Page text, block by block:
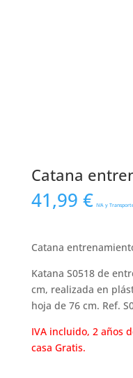
Catana
41,99 € IVA y
Catana
Katana S0518 de
cm, realizada en
hoja de 76 cm. Ref.
IVA incluido, 2 años
casa Gratis.